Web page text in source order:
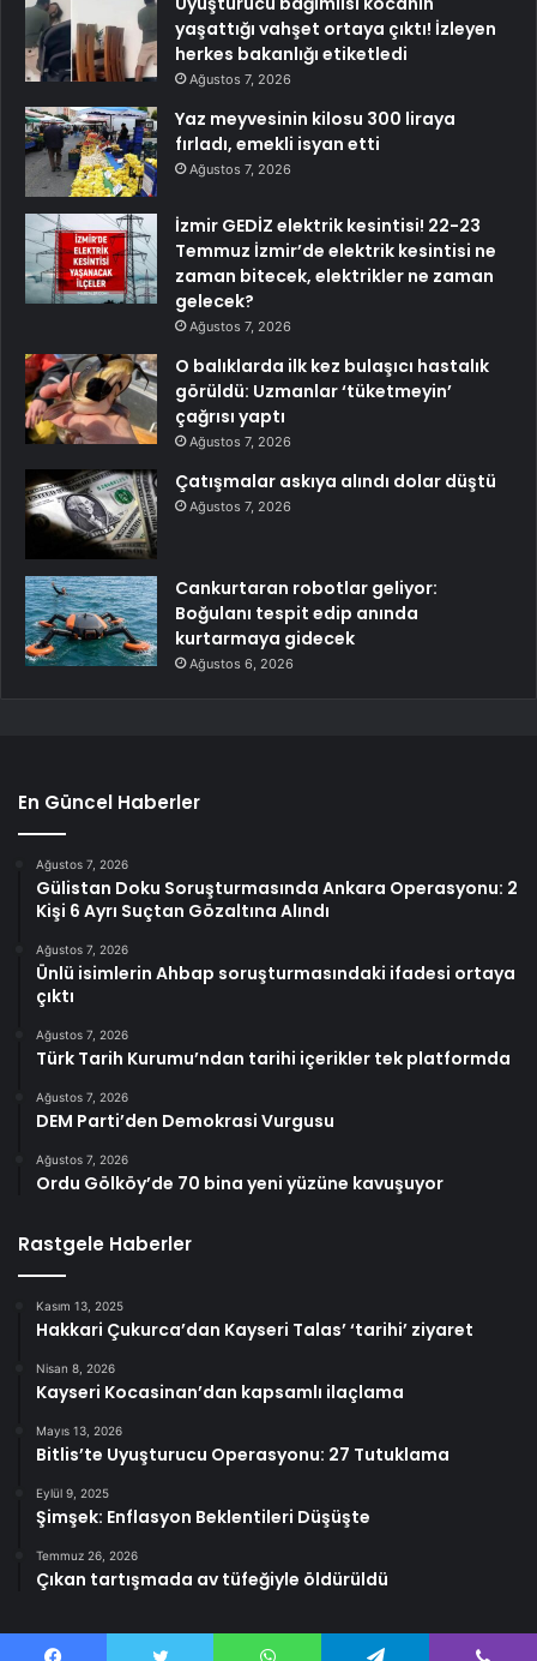
yaşattığı vahşet ortaya çıktı! İzleyen
herkes bakanlığı etiketledi
Ağustos 7, 2026
Yaz meyvesinin kilosu 300 liraya
fırladı, emekli isyan etti
Ağustos 7, 2026
İzmir GEDİZ elektrik kesintisi! 22-23
Temmuz İzmir’de elektrik kesintisi ne
zaman bitecek, elektrikler ne zaman
gelecek?
Ağustos 7, 2026
O balıklarda ilk kez bulaşıcı hastalık
görüldü: Uzmanlar ‘tüketmeyin’
çağrısı yaptı
Ağustos 7, 2026
Çatışmalar askıya alındı dolar düştü
Ağustos 7, 2026
Cankurtaran robotlar geliyor:
Boğulanı tespit edip anında
kurtarmaya gidecek
Ağustos 6, 2026
En Güncel Haberler
Ağustos 7, 2026
Gülistan Doku Soruşturmasında Ankara Operasyonu: 2
Kişi 6 Ayrı Suçtan Gözaltına Alındı
Ağustos 7, 2026
Ünlü isimlerin Ahbap soruşturmasındaki ifadesi ortaya
çıktı
Ağustos 7, 2026
Türk Tarih Kurumu’ndan tarihi içerikler tek platformda
Ağustos 7, 2026
DEM Parti’den Demokrasi Vurgusu
Ağustos 7, 2026
Ordu Gölköy’de 70 bina yeni yüzüne kavuşuyor
Rastgele Haberler
Kasım 13, 2025
Hakkari Çukurca’dan Kayseri Talas’ ‘tarihi’ ziyaret
Nisan 8, 2026
Kayseri Kocasinan’dan kapsamlı ilaçlama
Mayıs 13, 2026
Bitlis’te Uyuşturucu Operasyonu: 27 Tutuklama
Eylül 9, 2025
Şimşek: Enflasyon Beklentileri Düşüşte
Temmuz 26, 2026
Çıkan tartışmada av tüfeğiyle öldürüldü